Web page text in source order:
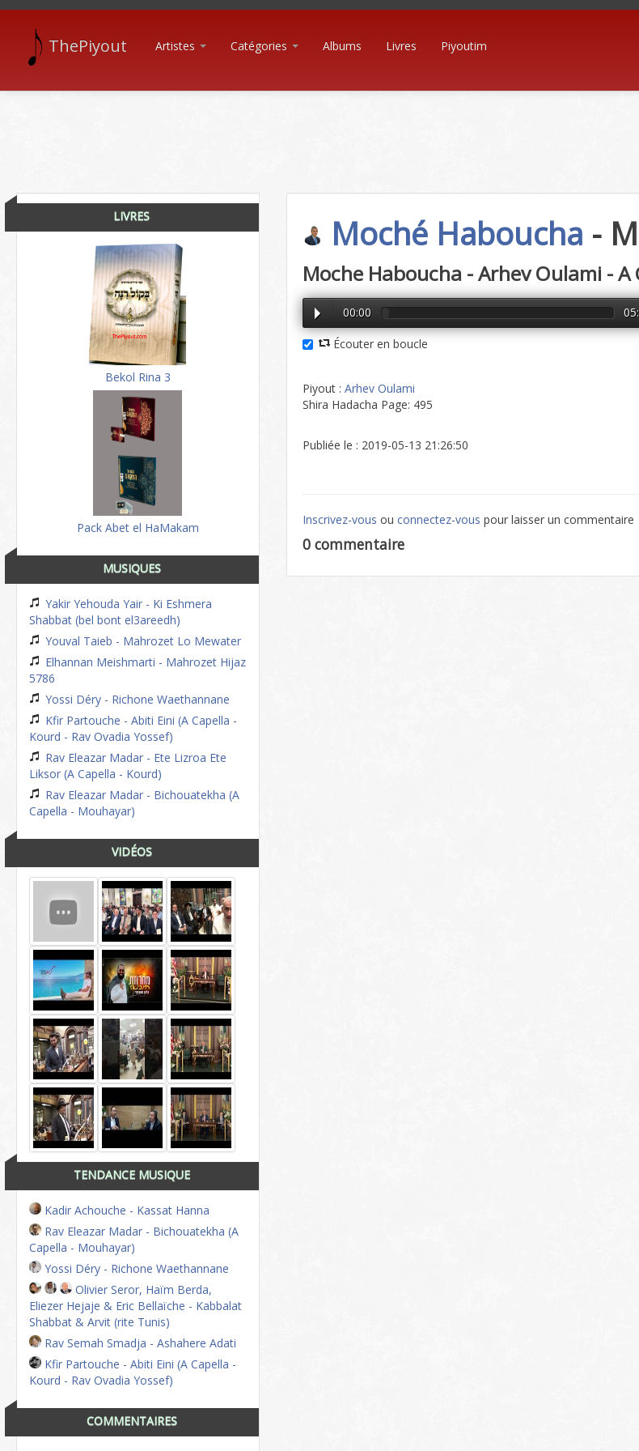
ThePiyout Artistes Catégories Albums Livres Piyoutim
LIVRES
Bekol Rina 3
Pack Abet el HaMakam
MUSIQUES
Yakir Yehouda Yair - Ki Eshmera
Shabbat (bel bont el3areedh)
Youval Taieb - Mahrozet Lo Mewater
Elhannan Meishmarti - Mahrozet Hijaz
5786
Yossi Déry - Richone Waethannane
Kfir Partouche - Abiti Eini (A Capella -
Kourd - Rav Ovadia Yossef)
Rav Eleazar Madar - Ete Lizroa Ete
Liksor (A Capella - Kourd)
Rav Eleazar Madar - Bichouatekha (A
Capella - Mouhayar)
VIDÉOS
TENDANCE MUSIQUE
Kadir Achouche - Kassat Hanna
Rav Eleazar Madar - Bichouatekha (A
Capella - Mouhayar)
Yossi Déry - Richone Waethannane
Olivier Seror, Haïm Berda,
Eliezer Hejaje & Eric Bellaïche - Kabbalat
Shabbat & Arvit (rite Tunis)
Rav Semah Smadja - Ashahere Adati
Kfir Partouche - Abiti Eini (A Capella -
Kourd - Rav Ovadia Yossef)
COMMENTAIRES
Moché Haboucha -
Moche Haboucha - Arhev Oulami - A
00:00
Écouter en boucle
Piyout :Arhev Oulami
Shira Hadacha Page: 495
Publiée le : 2019-05-13 21:26:50
Inscrivez-vous ouconnectez-vous pour laisser un commentaire
0 commentaire